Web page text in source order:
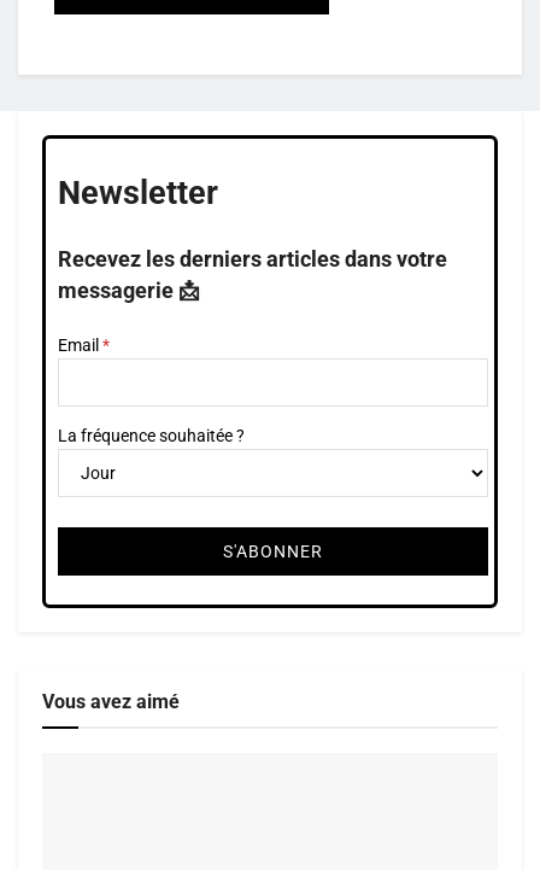
Newsletter
Recevez les derniers articles dans votre
messagerie 📩
Email
La fréquence souhaitée ?
Vous avez aimé